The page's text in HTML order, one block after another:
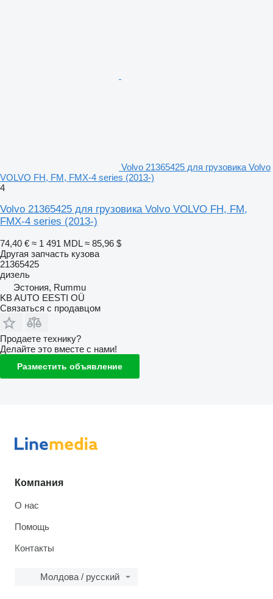
Volvo 21365425 для грузовика Volvo
VOLVO FH, FM, FMX-4 series (2013-)
4
Volvo 21365425 для грузовика Volvo VOLVO FH, FM,
FMX-4 series (2013-)
74,40 € ≈ 1 491 MDL ≈ 85,96 $
Другая запчасть кузова
21365425
дизель
Эстония, Rummu
KB AUTO EESTI OÜ
Связаться с продавцом
Продаете технику?
Делайте это вместе с нами!
Разместить объявление
Компания
О нас
Помощь
Контакты
Молдова / русский